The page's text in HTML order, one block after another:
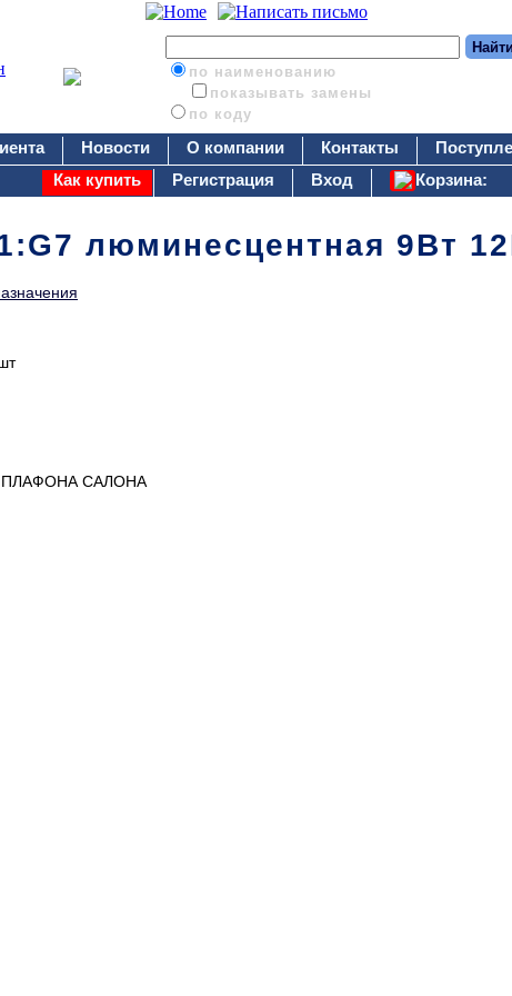
по наименованию
показывать замены
по коду
Новости О компании Контакты
Как купить
Регистрация Вход
Корзина:
люминесцентная 9Вт
САЛОНА